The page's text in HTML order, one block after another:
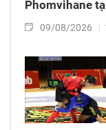
Phomvihane
09/08/2026